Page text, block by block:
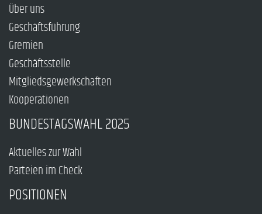
Über uns
Geschäftsführung
Gremien
Geschäftsstelle
Mitgliedsgewerkschaften
Kooperationen
BUNDESTAGSWAHL 2025
Aktuelles zur Wahl
Parteien im Check
POSITIONEN